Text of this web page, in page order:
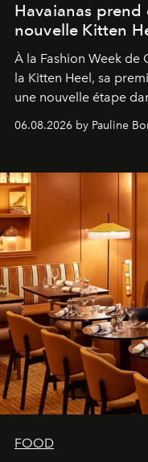
Havaianas prend
nouvelle Kitten
À la Fashion Week de
la Kitten Heel, sa
une nouvelle étape
06.08.2026 by Pauline
FOOD